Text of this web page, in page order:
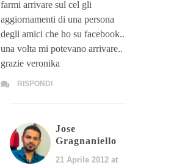
farmi arrivare sul cel gli
aggiornamenti di una persona
degli amici che ho su facebook..
una volta mi potevano arrivare..
grazie veronika
RISPONDI
Jose
Gragnaniello
21 Aprile 2012 at